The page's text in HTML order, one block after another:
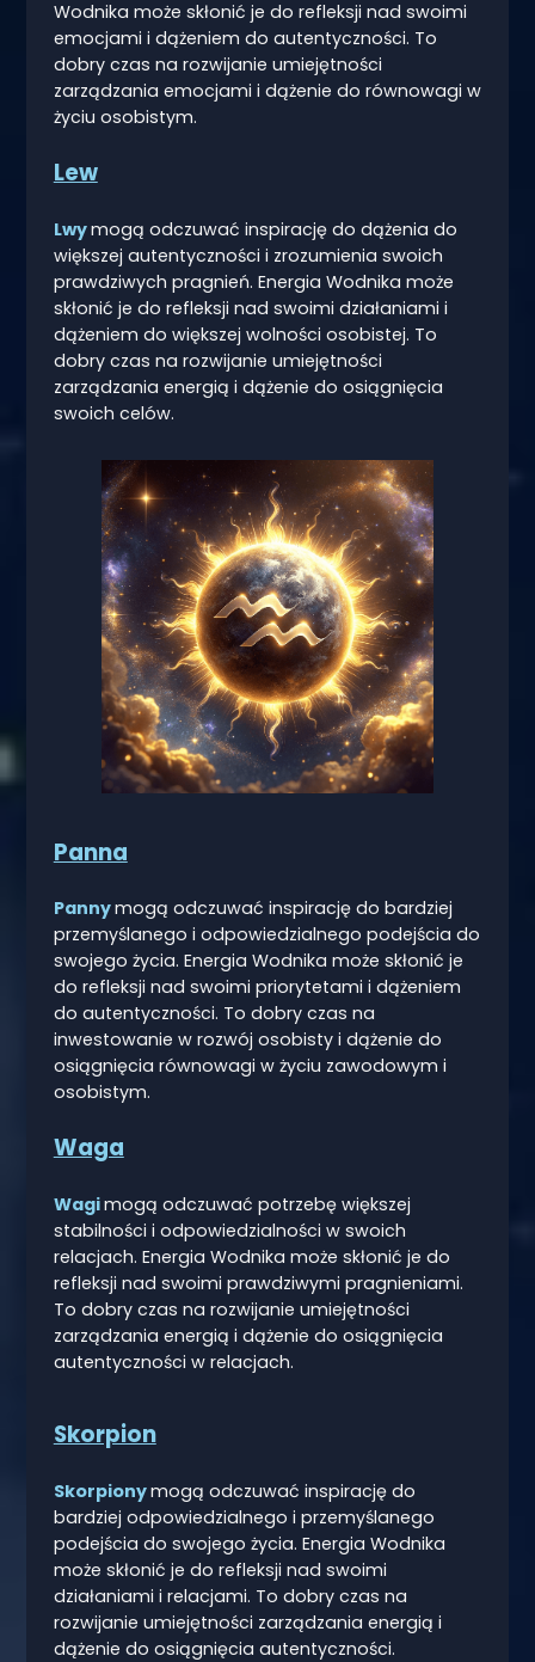
Wodnika może skłonić je do refleksji nad swoimi
emocjami i dążeniem do autentyczności. To
dobry czas na rozwijanie umiejętności
zarządzania emocjami i dążenie do równowagi w
życiu osobistym.
Lew
Lwymogą odczuwać inspirację do dążenia do
większej autentyczności i zrozumienia swoich
prawdziwych pragnień. Energia Wodnika może
skłonić je do refleksji nad swoimi działaniami i
dążeniem do większej wolności osobistej. To
dobry czas na rozwijanie umiejętności
zarządzania energią i dążenie do osiągnięcia
swoich celów.
Panna
Pannymogą odczuwać inspirację do bardziej
przemyślanego i odpowiedzialnego podejścia do
swojego życia. Energia Wodnika może skłonić je
do refleksji nad swoimi priorytetami i dążeniem
do autentyczności. To dobry czas na
inwestowanie w rozwój osobisty i dążenie do
osiągnięcia równowagi w życiu zawodowym i
osobistym.
Waga
Wagimogą odczuwać potrzebę większej
stabilności i odpowiedzialności w swoich
relacjach. Energia Wodnika może skłonić je do
refleksji nad swoimi prawdziwymi pragnieniami.
To dobry czas na rozwijanie umiejętności
zarządzania energią i dążenie do osiągnięcia
autentyczności w relacjach.
Skorpion
Skorpionymogą odczuwać inspirację do
bardziej odpowiedzialnego i przemyślanego
podejścia do swojego życia. Energia Wodnika
może skłonić je do refleksji nad swoimi
działaniami i relacjami. To dobry czas na
rozwijanie umiejętności zarządzania energią i
dążenie do osiągnięcia autentyczności.